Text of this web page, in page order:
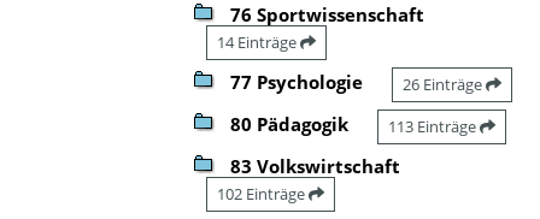
76 Sportwissenschaft
14 Einträge
77 Psychologie 26 Einträge
80 Pädagogik 113 Einträge
83 Volkswirtschaft
102 Einträge